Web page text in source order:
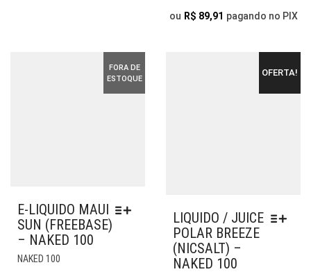
DO
ou R$ 89,91 pagando no PIX
FORA DE
ESTOQUE
E-LIQUIDO MAUI
SUN (FREEBASE)
– NAKED 100
NAKED 100
OFERTA!
LIQUIDO / JUICE
POLAR BREEZE
(NICSALT) –
NAKED 100